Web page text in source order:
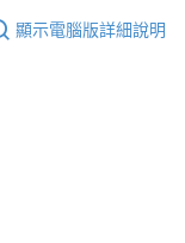
顯示電腦版詳細說明